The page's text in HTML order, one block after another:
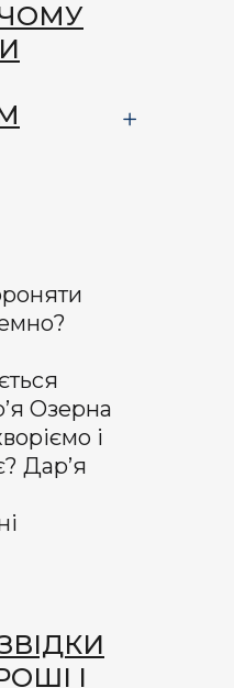
Озерна
і
Дар’я
І